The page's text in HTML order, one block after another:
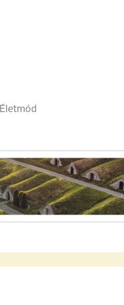
Életmód